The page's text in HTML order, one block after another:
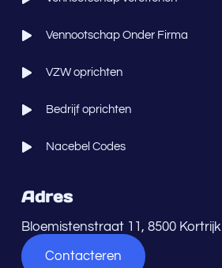
Vennootschap Onder Firma
VZW oprichten
Bedrijf oprichten
Nacebel Codes
Adres
Bloemistenstraat 11, 8500 Kortrijk
Contacteren